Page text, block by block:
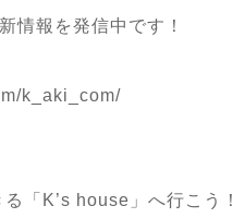
情報を発信中です！
k_aki_com/
「K’s house」へ行こう！